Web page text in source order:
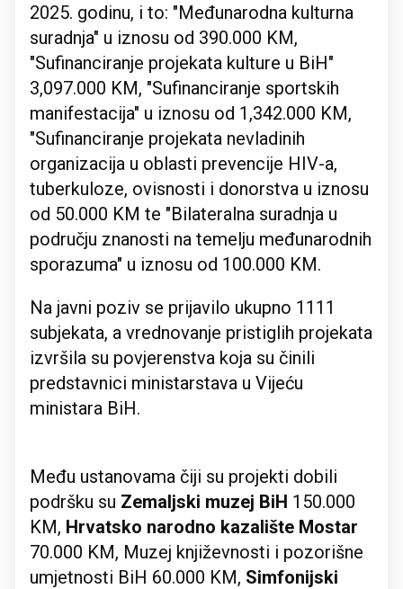
2025. godinu, i to: "Međunarodna kulturna
suradnja" u iznosu od 390.000 KM,
"Sufinanciranje projekata kulture u BiH"
3,097.000 KM, "Sufinanciranje sportskih
manifestacija" u iznosu od 1,342.000 KM,
"Sufinanciranje projekata nevladinih
organizacija u oblasti prevencije HIV-a,
tuberkuloze, ovisnosti i donorstva u iznosu
od 50.000 KM te "Bilateralna suradnja u
području znanosti na temelju međunarodnih
sporazuma" u iznosu od 100.000 KM.
Na javni poziv se prijavilо ukupno 1111
subjekаta, a vrednovanje pristiglih projekata
izvršila su povjerenstva koja su činili
predstavnici ministarstava u Vijeću
ministara BiH.
Među ustanovama čiji su projekti dobili
podršku su Zemaljski muzej BiH 150.000
KM, Hrvatsko narodno kazalište Mostar
70.000 KM, Muzej književnosti i pozorišne
umjetnosti BiH 60.000 KM, Simfonijski